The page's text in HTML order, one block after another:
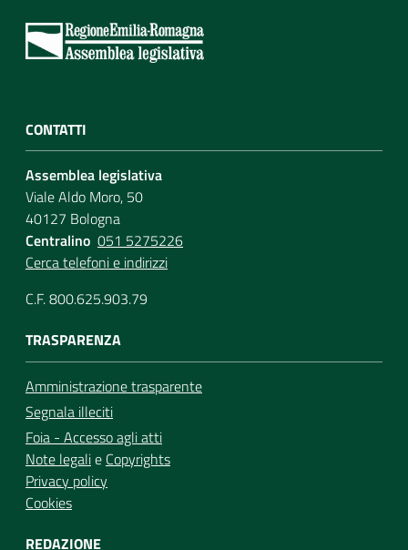
CONTATTI
Assemblea legislativa
Viale Aldo Moro, 50
40127 Bologna
Centralino 051 5275226
Cerca telefoni e indirizzi
C.F. 800.625.903.79
TRASPARENZA
Amministrazione trasparente
Segnala illeciti
Foia - Accesso agli atti
Note legalie Copyrights
Privacy policy
Cookies
REDAZIONE